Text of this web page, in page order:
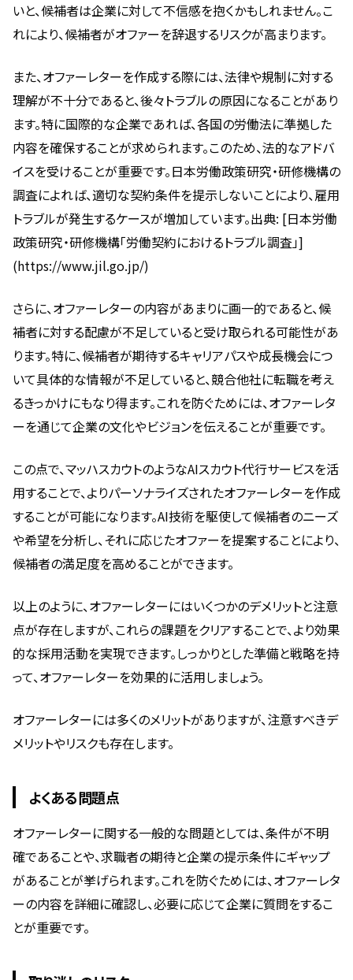
いと、候補者は企業に対して不信感を抱くかもしれません。こ
れにより、候補者がオファーを辞退するリスクが高まります。
また、オファーレターを作成する際には、法律や規制に対する
理解が不十分であると、後々トラブルの原因になることがあり
ます。特に国際的な企業であれば、各国の労働法に準拠した
内容を確保することが求められます。このため、法的なアドバ
イスを受けることが重要です。日本労働政策研究・研修機構の
調査によれば、適切な契約条件を提示しないことにより、雇用
トラブルが発生するケースが増加しています。出典: [日本労働
政策研究・研修機構「労働契約におけるトラブル調査」]
(https://www.jil.go.jp/)
さらに、オファーレターの内容があまりに画一的であると、候
補者に対する配慮が不足していると受け取られる可能性があ
ります。特に、候補者が期待するキャリアパスや成長機会につ
いて具体的な情報が不足していると、競合他社に転職を考え
るきっかけにもなり得ます。これを防ぐためには、オファーレタ
ーを通じて企業の文化やビジョンを伝えることが重要です。
この点で、マッハスカウトのようなAIスカウト代行サービスを活
用することで、よりパーソナライズされたオファーレターを作成
することが可能になります。AI技術を駆使して候補者のニーズ
や希望を分析し、それに応じたオファーを提案することにより、
候補者の満足度を高めることができます。
以上のように、オファーレターにはいくつかのデメリットと注意
点が存在しますが、これらの課題をクリアすることで、より効果
的な採用活動を実現できます。しっかりとした準備と戦略を持
って、オファーレターを効果的に活用しましょう。
オファーレターには多くのメリットがありますが、注意すべきデ
メリットやリスクも存在します。
よくある問題点
オファーレターに関する一般的な問題としては、条件が不明
確であることや、求職者の期待と企業の提示条件にギャップ
があることが挙げられます。これを防ぐためには、オファーレタ
ーの内容を詳細に確認し、必要に応じて企業に質問をするこ
とが重要です。